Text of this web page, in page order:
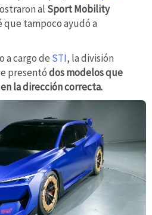
al Sport Mobility
que tampoco ayudó a
a cargo de STI, la división
presentódos modelos que
la dirección correcta.